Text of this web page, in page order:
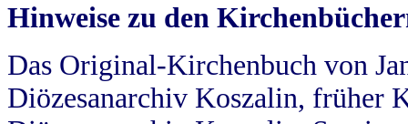
Hinweise zu den
Das Original-Kirchenbuch von
Diözesanarchiv Koszalin, früher